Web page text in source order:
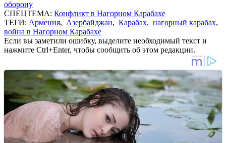
оборону
СПЕЦТЕМА: Конфликт в Нагорном Карабахе
ТЕГИ: Армения, Азербайджан, Карабах, нагорный карабах,
война в Нагорном Карабахе
Если вы заметили ошибку, выделите необходимый текст и
нажмите Ctrl+Enter, чтобы сообщить об этом редакции.